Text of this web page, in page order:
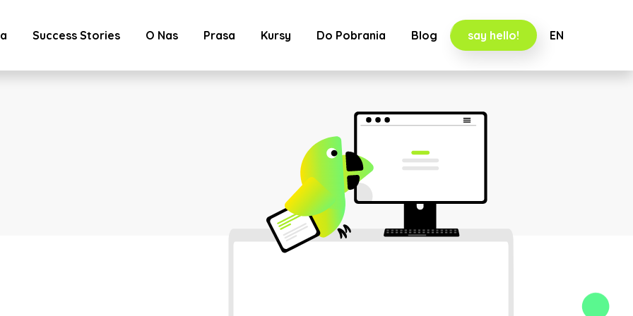
Success Stories O Nas Prasa Kursy Do Pobrania Blog say hello! EN